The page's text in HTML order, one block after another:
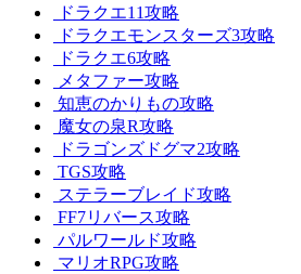
ドラクエ11攻略
ドラクエモンスターズ3攻略
ドラクエ6攻略
メタファー攻略
知恵のかりもの攻略
魔女の泉R攻略
ドラゴンズドグマ2攻略
TGS攻略
ステラーブレイド攻略
FF7リバース攻略
パルワールド攻略
マリオRPG攻略